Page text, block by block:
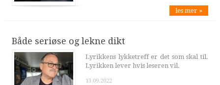
les mer »
Både seriøse og lekne dikt
Lyrikkens lykketreff er det som skal til.
Lyrikken lever hvis leseren vil.
13.09.2022